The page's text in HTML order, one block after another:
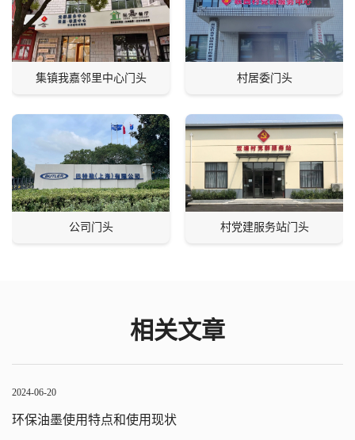
集镇我嘉邻里中心门头 村居委门头
公司门头 村党建服务站门头
相关文章
2024-06-20
环保油墨使用特点和使用现状